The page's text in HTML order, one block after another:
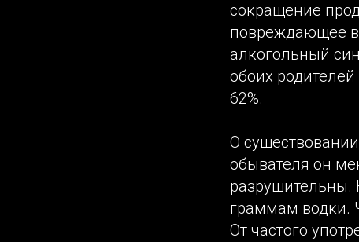
сокращение
повреждающее
алкогольный
обоих
62%.
О
обывателя он
разрушительны.
граммам водки.
От частого